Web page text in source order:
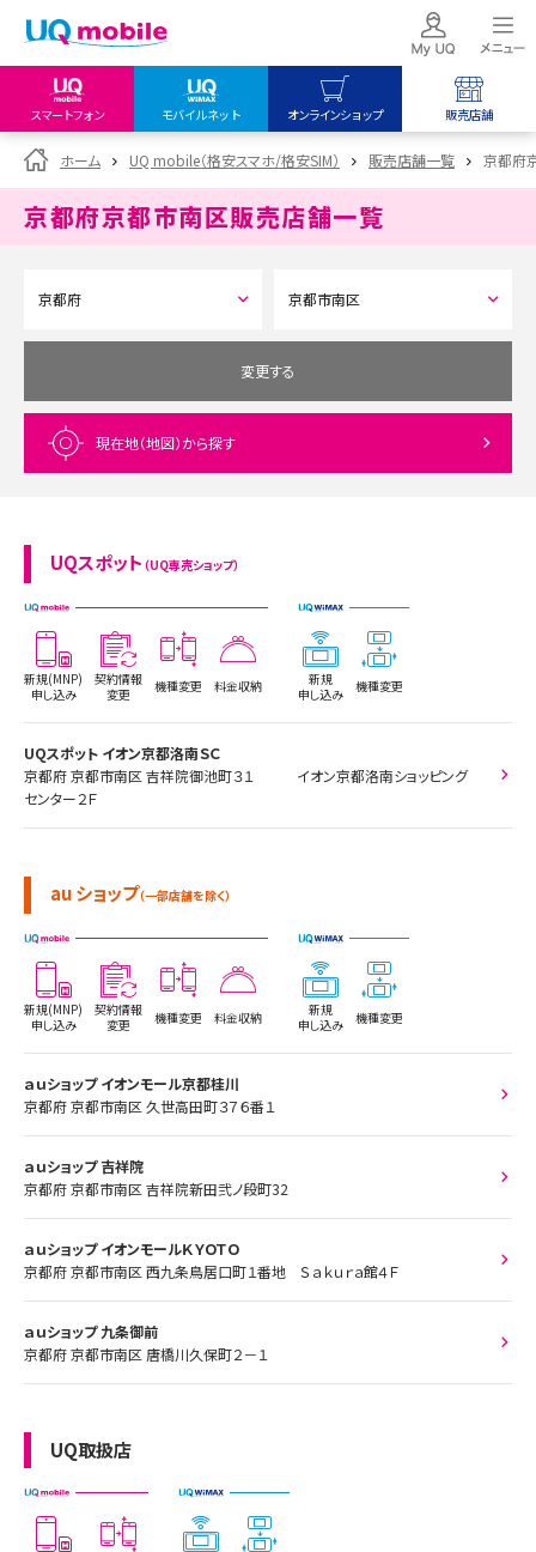
スマートフォン モバイルネット オンラインショップ 販売店舗
my UQ WiMAX
UQ WiMAX ご契約の方
My UQ mobile
データチャージサイト
UQ mobile
オンラインショップ
UQ WiMAX
UQ mobile
販売店舗
UQ WiMAX
ホーム UQ mobile（格安スマホ/格安SIM） 販売店舗一覧 京都府
京都府京都市南区販売店舗一覧
変更する
現在地（地図）から探す
UQスポット （UQ専売ショップ）
新規(MNP)
申し込み
契約情報
変更
機種変更 料金収納
新規
申し込み
機種変更
UQスポット イオン京都洛南ＳＣ
京都府 京都市南区 吉祥院御池町３１ イオン京都洛南ショッピング
センター２Ｆ
au ショップ（一部店舗を除く）
新規(MNP)
申し込み
契約情報
変更
機種変更 料金収納
新規
申し込み
機種変更
ａｕショップ イオンモール京都桂川
京都府 京都市南区 久世高田町３７６番１
ａｕショップ 吉祥院
京都府 京都市南区 吉祥院新田弐ノ段町32
ａｕショップ イオンモールＫＹＯＴＯ
京都府 京都市南区 西九条鳥居口町１番地 Ｓａｋｕｒａ館４Ｆ
ａｕショップ 九条御前
京都府 京都市南区 唐橋川久保町２－１
UQ取扱店